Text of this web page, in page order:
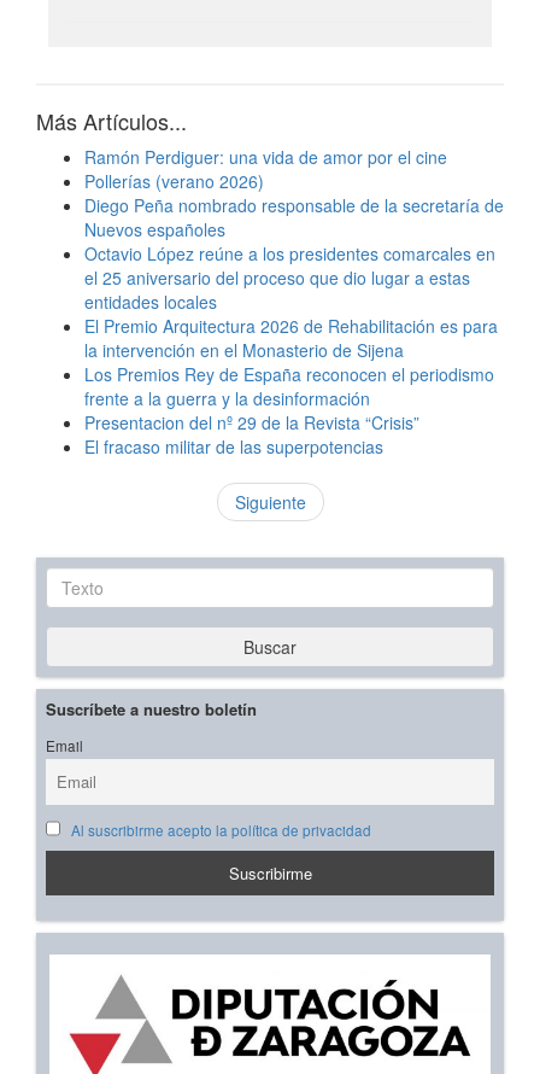
Más Artículos...
Ramón Perdiguer: una vida de amor por el cine
Pollerías (verano 2026)
Diego Peña nombrado responsable de la secretaría de
Nuevos españoles
Octavio López reúne a los presidentes comarcales en
el 25 aniversario del proceso que dio lugar a estas
entidades locales
El Premio Arquitectura 2026 de Rehabilitación es para
la intervención en el Monasterio de Sijena
Los Premios Rey de España reconocen el periodismo
frente a la guerra y la desinformación
Presentacion del nº 29 de la Revista “Crisis”
El fracaso militar de las superpotencias
Siguiente
Texto
Buscar
Suscríbete a nuestro boletín
Email
Al suscribirme acepto la política de privacidad